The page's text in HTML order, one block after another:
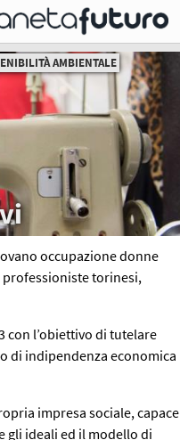
AMBIENTALE
occupazione donne
torinesi,
con l’obiettivo di tutelare
di indipendenza economica
impresa sociale, capace
gli ideali ed il modello di